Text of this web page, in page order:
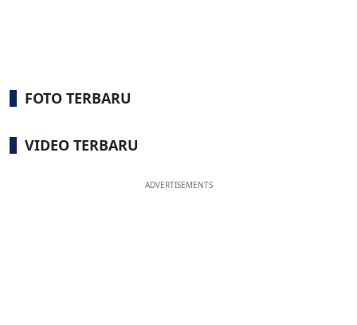
FOTO TERBARU
VIDEO TERBARU
ADVERTISEMENTS